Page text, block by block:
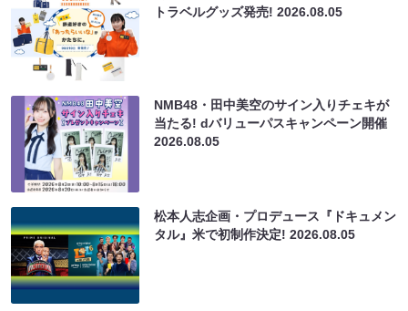
トラベルグッズ発売!2026.08.05
NMB48・田中美空のサイン入りチェキが
当たる! dバリューパスキャンペーン開催
2026.08.05
松本人志企画・プロデュース『ドキュメン
タル』米で初制作決定!2026.08.05